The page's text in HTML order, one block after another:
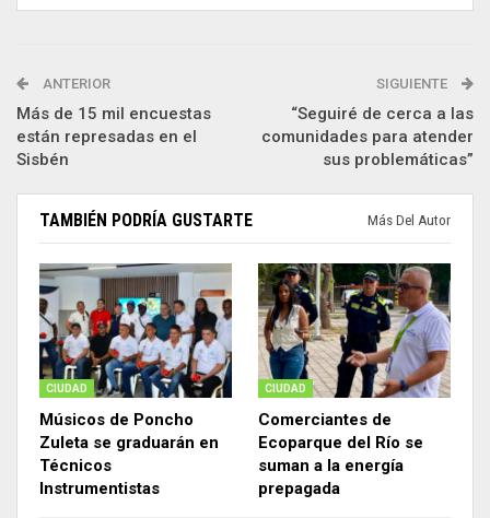
ANTERIOR
Más de 15 mil encuestas
están represadas en el
Sisbén
SIGUIENTE
“Seguiré de cerca a las
comunidades para atender
sus problemáticas”
TAMBIÉN PODRÍA GUSTARTE Más Del Autor
CIUDAD
Músicos de Poncho
Zuleta se graduarán en
Técnicos
Instrumentistas
CIUDAD
Comerciantes de
Ecoparque del Río se
suman a la energía
prepagada